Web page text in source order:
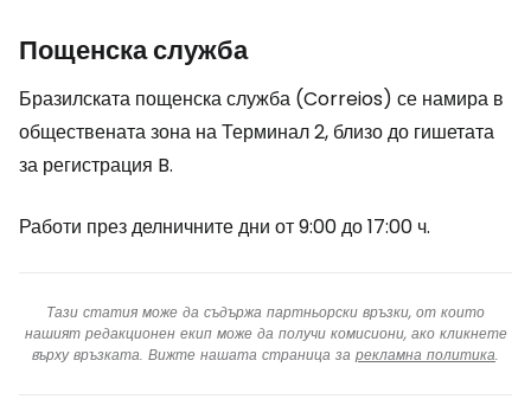
Пощенска служба
Бразилската пощенска служба (Correios) се намира в
обществената зона на Терминал 2, близо до гишетата
за регистрация B.
Работи през делничните дни от 9:00 до 17:00 ч.
Тази статия може да съдържа партньорски връзки, от които
нашият редакционен екип може да получи комисиони, ако кликнете
върху връзката. Вижте нашата страница за рекламна политика.